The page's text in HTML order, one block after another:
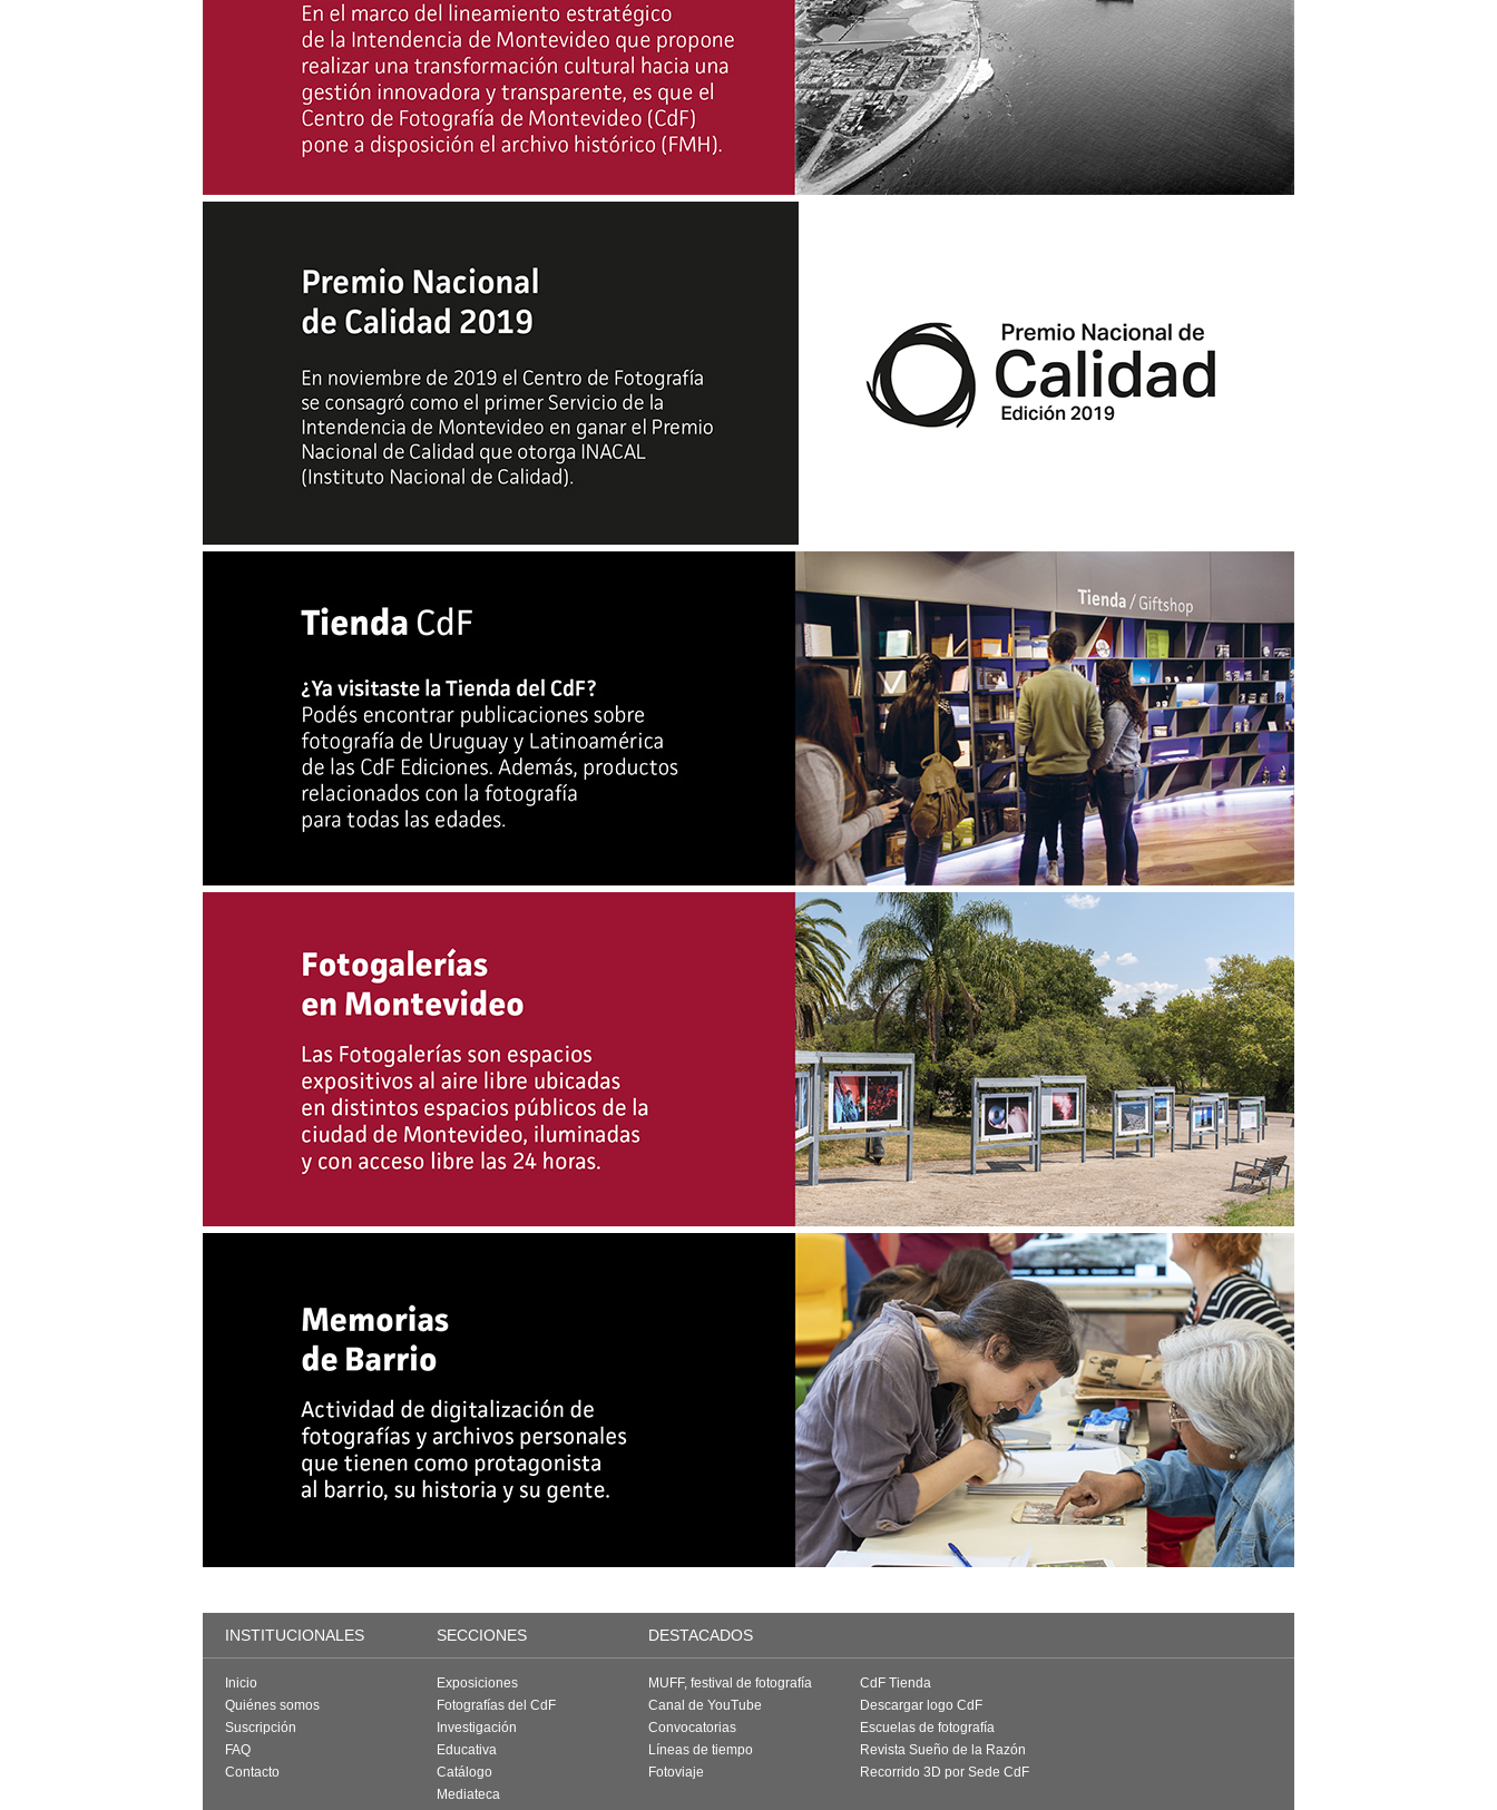
INSTITUCIONALES SECCIONES DESTACADOS
Inicio
Quiénes somos
Suscripción
FAQ
Contacto
Exposiciones
Fotografías del CdF
Investigación
Educativa
Catálogo
Mediateca
MUFF, festival de fotografía
Canal de YouTube
Convocatorias
Líneas de tiempo
Fotoviaje
CdF Tienda
Descargar logo CdF
Escuelas de fotografía
Revista Sueño de la Razón
Recorrido 3D por Sede CdF